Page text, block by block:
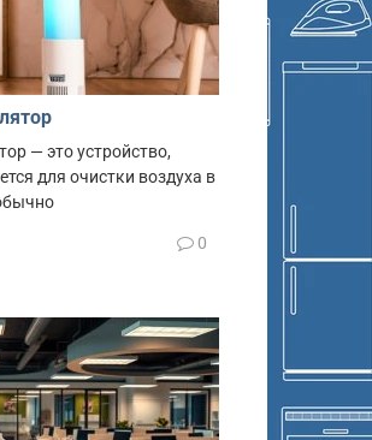
— это устройство,
для очистки воздуха в
0